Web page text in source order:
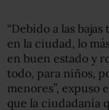
“Debido a las
en la ciudad, lo
en buen estado y
todo, para niños,
menores”, expuso
que la ciudadanía